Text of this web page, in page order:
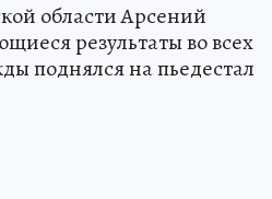
области Арсений
результаты во всех
поднялся на пьедестал